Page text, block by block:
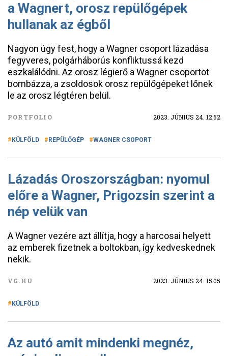
a Wagnert, orosz repülőgépek
hullanak az égből
Nagyon úgy fest, hogy a Wagner csoport lázadása
fegyveres, polgárháborús konfliktussá kezd
eszkalálódni. Az orosz légierő a Wagner csoportot
bombázza, a zsoldosok orosz repülőgépeket lőnek
le az orosz légtéren belül.
PORTFOLIO 2023. JÚNIUS 24. 12:52
KÜLFÖLD REPÜLŐGÉP WAGNER CSOPORT
Lázadás Oroszországban: nyomul
előre a Wagner, Prigozsin szerint a
nép velük van
A Wagner vezére azt állítja, hogy a harcosai helyett
az emberek fizetnek a boltokban, így kedveskednek
nekik.
VG.HU 2023. JÚNIUS 24. 15:05
KÜLFÖLD
Az autó amit mindenki megnéz,